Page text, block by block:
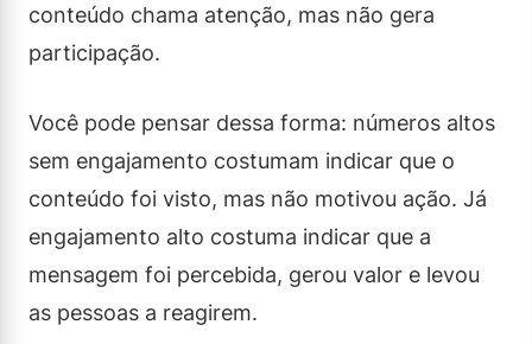
conteúdo chama atenção, mas não gera
participação.
Você pode pensar dessa forma: números altos
sem engajamento costumam indicar que o
conteúdo foi visto, mas não motivou ação. Já
engajamento alto costuma indicar que a
mensagem foi percebida, gerou valor e levou
as pessoas a reagirem.